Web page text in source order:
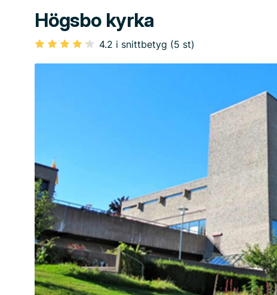
Högsbo kyrka
4.2 i snittbetyg (5 st)